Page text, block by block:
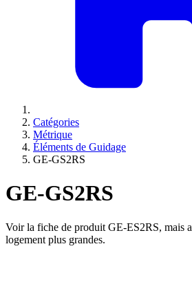
Catégories
Métrique
Éléments de Guidage
GE-GS2RS
GE-GS2RS
Voir la fiche de produit GE-ES2RS, mais
logement plus grandes.